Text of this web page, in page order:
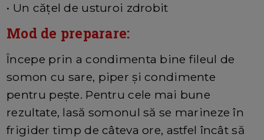
• Un cățel de usturoi zdrobit
Mod de preparare:
Începe prin a condimenta bine fileul de
somon cu sare, piper și condimente
pentru pește. Pentru cele mai bune
rezultate, lasă somonul să se marineze în
frigider timp de câteva ore, astfel încât să